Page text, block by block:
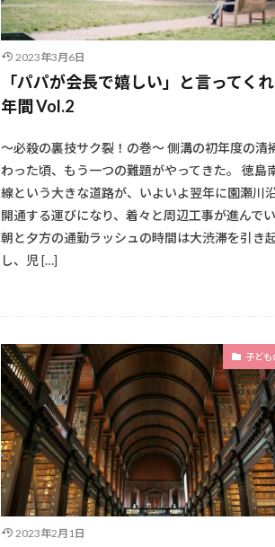
2023年3月6日
「パパが会長で嬉しい」と言ってく
年間 Vol.2
〜必殺の裏技サク裂！の巻〜 側溝の初年度の清
わった頃、もう一つの難題がやってきた。 徳島
線という大きな道路が、いよいよ翌年に園瀬川
開通する運びになり、着々と周辺工事が進んでい
朝と夕方の通勤ラッシュの時間は大渋滞を引き
し、児 […]
子ども
2023年2月1日